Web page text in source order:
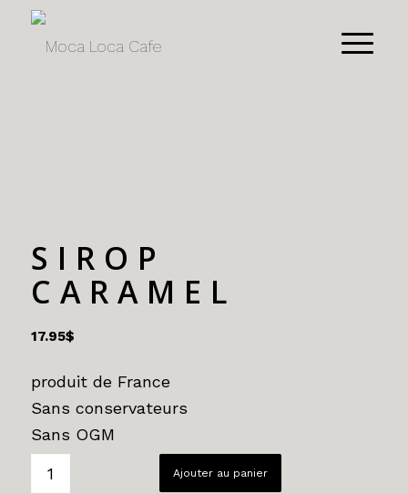
SIROP
CARAMEL
17.95$
produit de France
Sans conservateurs
Sans OGM
Ajouter au panier